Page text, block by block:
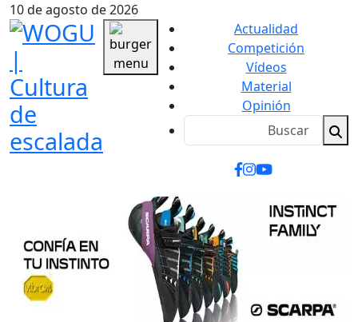
10 de agosto de 2026
Actualidad
Competición
Vídeos
Material
Opinión